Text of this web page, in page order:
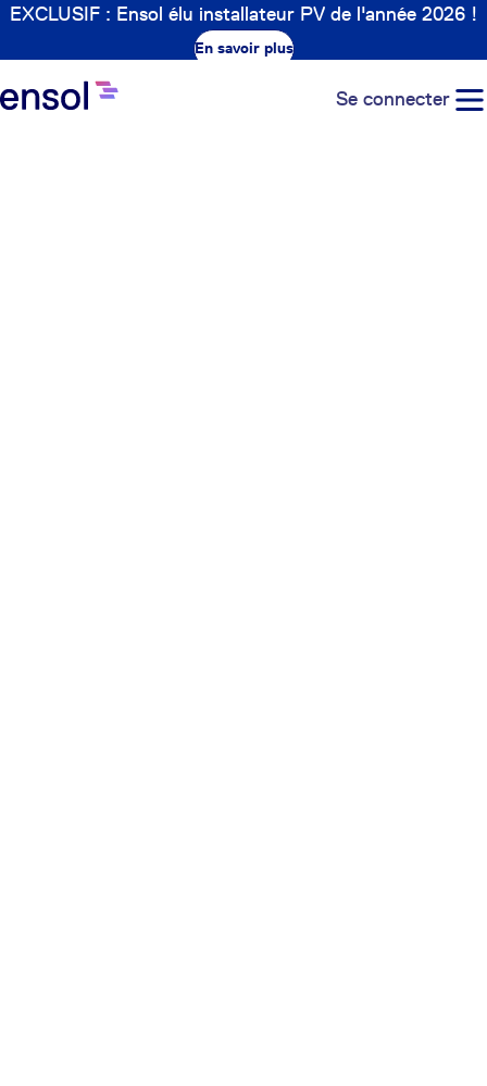
EXCLUSIF : Ensol élu installateur PV de l'année 2026 !
En savoir plus
Se connecter